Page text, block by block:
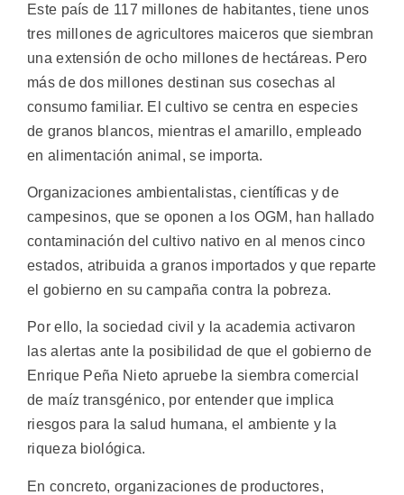
Este país de 117 millones de habitantes, tiene unos
tres millones de agricultores maiceros que siembran
una extensión de ocho millones de hectáreas. Pero
más de dos millones destinan sus cosechas al
consumo familiar. El cultivo se centra en especies
de granos blancos, mientras el amarillo, empleado
en alimentación animal, se importa.
Organizaciones ambientalistas, científicas y de
campesinos, que se oponen a los OGM, han hallado
contaminación del cultivo nativo en al menos cinco
estados, atribuida a granos importados y que reparte
el gobierno en su campaña contra la pobreza.
Por ello, la sociedad civil y la academia activaron
las alertas ante la posibilidad de que el gobierno de
Enrique Peña Nieto apruebe la siembra comercial
de maíz transgénico, por entender que implica
riesgos para la salud humana, el ambiente y la
riqueza biológica.
En concreto, organizaciones de productores,